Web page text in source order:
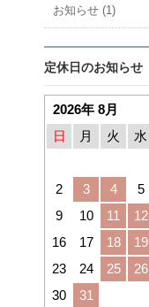
お知らせ (1)
定休日のお知らせ
2026年 8月
日
月 火 水
2
3 4 5
9
10 11 12
16
17 18 19
23
24 25 26
30
31